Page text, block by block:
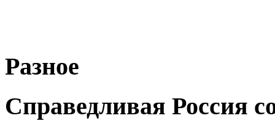
Разное
Справедливая Россия